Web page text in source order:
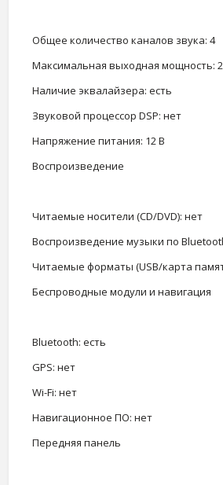
Общее количество каналов звука: 4
Максимальная выходная мощность:
Наличие эквалайзера: есть
Звуковой процессор DSP: нет
Напряжение питания: 12 В
Воспроизведение
Читаемые носители (CD/DVD): нет
Воспроизведение музыки по
Читаемые форматы (USB/карта
Беспроводные модули и навигация
Bluetooth: есть
GPS: нет
Wi-Fi: нет
Навигационное ПО: нет
Передняя панель